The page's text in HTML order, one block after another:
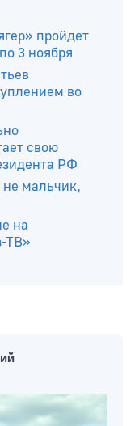
пройдет
3 ноября
во
свою
РФ
мальчик,
на
ТВ»